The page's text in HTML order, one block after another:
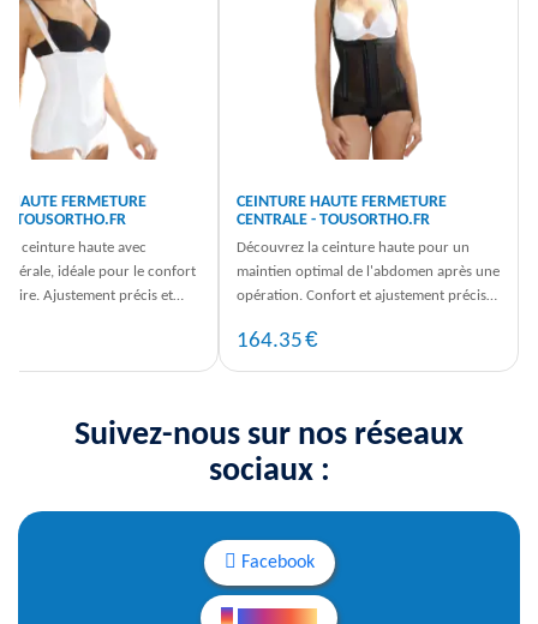
HAUTE FERMETURE
- TOUSORTHO.FR
la ceinture haute avec
idéale pour le confort
Ajustement précis et
CEINTURE HAUTE FERMETURE
CENTRALE - TOUSORTHO.FR
Découvrez la ceinture haute pour un
maintien optimal de l'abdomen après une
opération. Confort et ajustement précis
164.35€
Suivez-nous sur nos réseaux
sociaux :
Facebook